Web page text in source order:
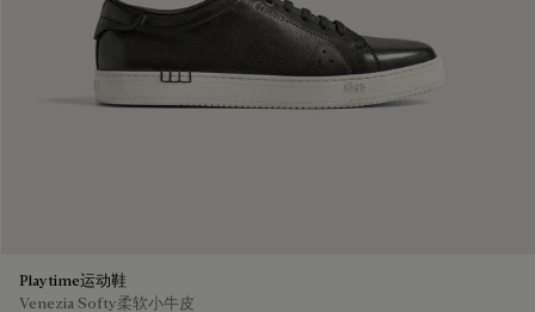
Playtime运动鞋
Venezia Softy柔软小牛皮